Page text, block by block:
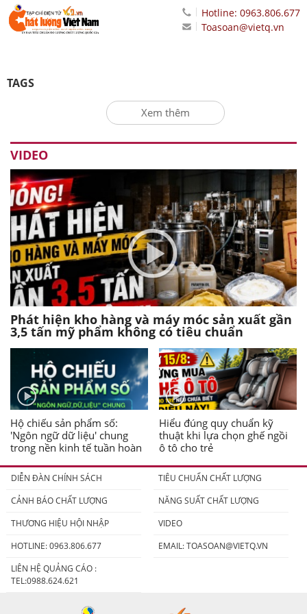
Hotline: 0963.806.677
Toasoan@vietq.vn
TAGS
Xem thêm
VIDEO
Phát hiện kho hàng và máy móc sản xuất gần
3,5 tấn mỹ phẩm không có tiêu chuẩn
Hộ chiếu sản phẩm số:
'Ngôn ngữ dữ liệu' chung
trong nền kinh tế tuần hoàn
Hiểu đúng quy chuẩn kỹ
thuật khi lựa chọn ghế ngồi
ô tô cho trẻ
DIỄN ĐÀN CHÍNH SÁCH
TIÊU CHUẨN CHẤT LƯỢNG
CẢNH BÁO CHẤT LƯỢNG
NĂNG SUẤT CHẤT LƯỢNG
THƯƠNG HIỆU HỘI NHẬP
VIDEO
HOTLINE: 0963.806.677
EMAIL:TOASOAN@VIETQ.VN
LIÊN HỆ QUẢNG CÁO :
TEL:0988.624.621